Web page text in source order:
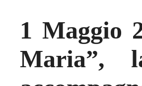
1 Maggio
Maria”,